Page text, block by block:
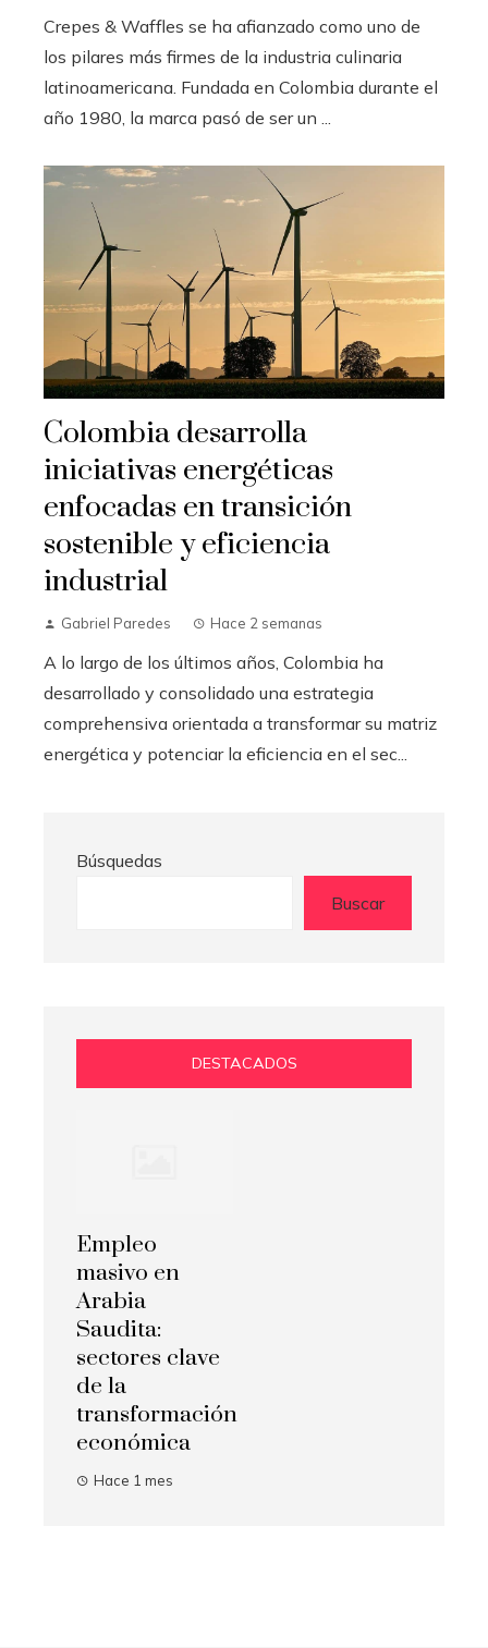
Crepes & Waffles se ha afianzado como uno de
los pilares más firmes de la industria culinaria
latinoamericana. Fundada en Colombia durante el
año 1980, la marca pasó de ser un ...
Colombia desarrolla
iniciativas energéticas
enfocadas en transición
sostenible y eficiencia
industrial
Gabriel Paredes Hace 2 semanas
A lo largo de los últimos años, Colombia ha
desarrollado y consolidado una estrategia
comprehensiva orientada a transformar su matriz
energética y potenciar la eficiencia en el sec...
Búsquedas
Buscar
DESTACADOS
Empleo
masivo en
Arabia
Saudita:
sectores clave
de la
transformación
económica
Hace 1 mes